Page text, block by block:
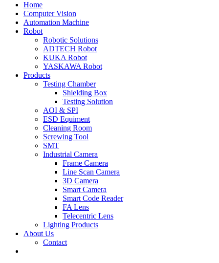
Home
Computer Vision
Automation Machine
Robot
Robotic Solutions
ADTECH Robot
KUKA Robot
YASKAWA Robot
Products
Testing Chamber
Shielding Box
Testing Solution
AOI & SPI
ESD Equiment
Cleaning Room
Screwing Tool
SMT
Industrial Camera
Frame Camera
Line Scan Camera
3D Camera
Smart Camera
Smart Code Reader
FA Lens
Telecentric Lens
Lighting Products
About Us
Contact